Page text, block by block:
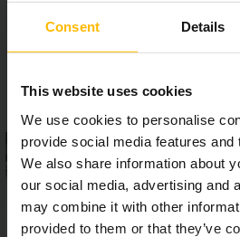
Consent Details
This website uses cookies
We use cookies to personalise
provide social media features and
We also share information about
our social media, advertising and
may combine it with other
provided to them or that they’ve